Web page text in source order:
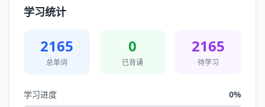
学习统计
2165
总单词
0
已背诵
2165
待学习
学习进度 0%